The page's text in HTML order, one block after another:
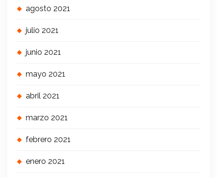
agosto 2021
julio 2021
junio 2021
mayo 2021
abril 2021
marzo 2021
febrero 2021
enero 2021